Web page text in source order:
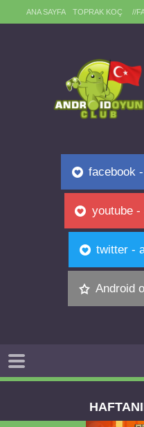
ANA SAYFA TOPRAK KOÇ //
facebook
youtube -
twitter -
Android